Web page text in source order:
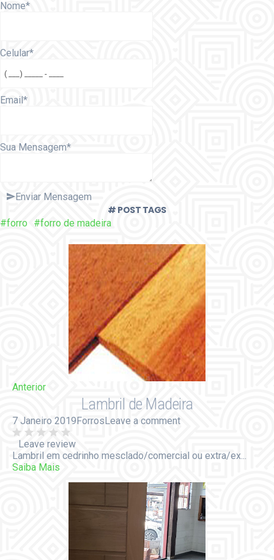
Nome*
Celular*
Email*
Sua Mensagem*
Enviar Mensagem
# POST TAGS
#forro #forro de madeira
Anterior
Lambril de Madeira
7 Janeiro 2019ForrosLeave a comment
Leave review
Lambril em cedrinho mesclado/comercial ou extra/ex...
Saiba Mais